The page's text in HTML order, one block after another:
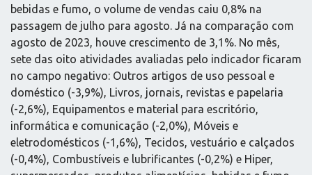
bebidas e fumo, o volume de vendas caiu 0,8% na
passagem de julho para agosto. Já na comparação com
agosto de 2023, houve crescimento de 3,1%. No mês,
sete das oito atividades avaliadas pelo indicador ficaram
no campo negativo: Outros artigos de uso pessoal e
doméstico (-3,9%), Livros, jornais, revistas e papelaria
(-2,6%), Equipamentos e material para escritório,
informática e comunicação (-2,0%), Móveis e
eletrodomésticos (-1,6%), Tecidos, vestuário e calçados
(-0,4%), Combustíveis e lubrificantes (-0,2%) e Hiper,